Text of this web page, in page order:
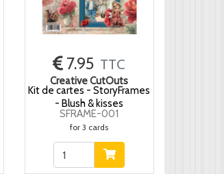
7.95 TTC
Creative CutOuts
Kit de cartes - StoryFrames
- Blush & kisses
SFRAME-001
for 3 cards